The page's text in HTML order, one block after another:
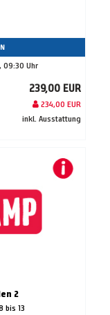
09:30 Uhr
239,00 EUR
234,00 EUR
inkl. Ausstattung
2
bis 13